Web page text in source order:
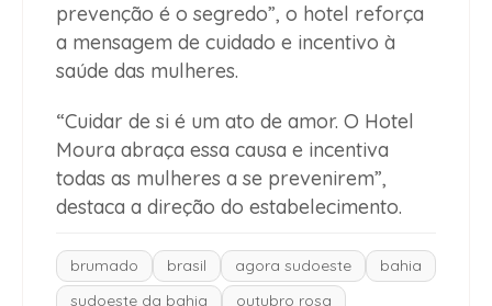
prevenção é o segredo”, o hotel reforça
a mensagem de cuidado e incentivo à
saúde das mulheres.
“Cuidar de si é um ato de amor. O Hotel
Moura abraça essa causa e incentiva
todas as mulheres a se prevenirem”,
destaca a direção do estabelecimento.
brumado brasil agora sudoeste
bahia
sudoeste da bahia
outubro rosa